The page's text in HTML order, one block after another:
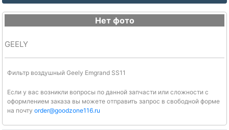
Нет фото
GEELY
Фильтр воздушный Geely Emgrand SS11
Если у вас возникли вопросы по данной запчасти или сложности с
оформлением заказа вы можете отправить запрос в свободной форме
на почту order@goodzone116.ru